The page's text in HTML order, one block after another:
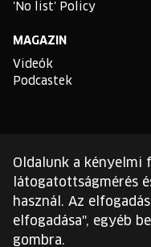
'No list' Policy
MAGAZIN
Videók
Podcastek
TLDR
Általános Szerződési
Feltételek
Sütikezelési Szabályzat
Adatvédelmi Szabályzat
Oldalunk a kényelmi
látogatottságmérés
használ. Az
elfogadása", egyéb
gombra.